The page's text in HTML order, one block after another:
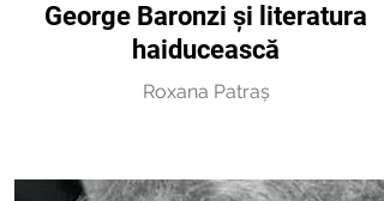
George Baronzi și literatura
haiducească
Roxana Patraș